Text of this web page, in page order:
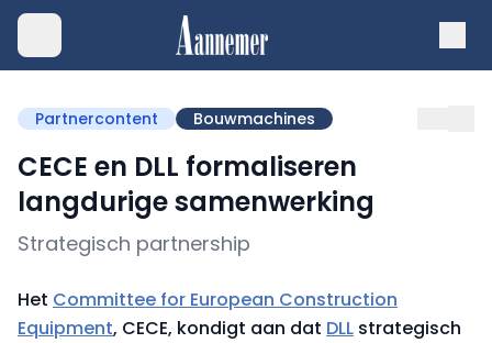
Partnercontent Bouwmachines
CECE en DLL formaliseren
langdurige samenwerking
Strategisch partnership
Het Committee for European Construction
Equipment, CECE, kondigt aan dat DLL strategisch